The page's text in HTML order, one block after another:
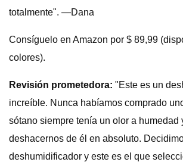
totalmente". —Dana
Consíguelo en Amazon por $ 89,99
colores).
Revisión prometedora: "Este es un
increíble. Nunca habíamos comprado
sótano siempre tenía un olor a humedad
deshacernos de él en absoluto.
deshumidificador y este es el que